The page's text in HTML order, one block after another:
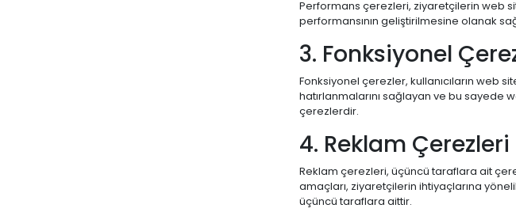
Performans çerezleri, ziyaretçilerin web
performansının geliştirilmesine olanak
3. Fonksiyonel
Fonksiyonel çerezler, kullanıcıların web
hatırlanmalarını sağlayan ve bu sayede
çerezlerdir.
4. Reklam Çerezleri
Reklam çerezleri, üçüncü taraflara ait
amaçları, ziyaretçilerin ihtiyaçlarına
üçüncü taraflara aittir.